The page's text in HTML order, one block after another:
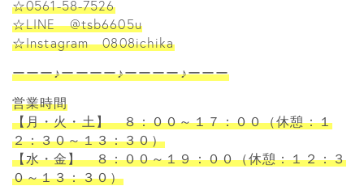
☆0561-58-7526
☆LINE @tsb6605u
☆Instagram 0808ichika
ーーー♪ーーーー♪ーーーー♪ーーー
営業時間
【月・火・土】 ８：００～１７：００（休憩：１
２：３０～１３：３０）
【水・金】 ８：００～１９：００（休憩：１２：３
０～１３：３０）